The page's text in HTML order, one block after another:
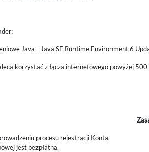
Java - Java SE Runtime Environment 6
korzystać z łącza internetowego powyżej 500
procesu rejestracji Konta.
jest bezpłatna.